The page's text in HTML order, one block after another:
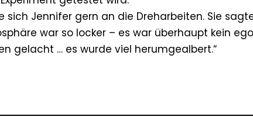
sich Jennifer gern an die Dreharbeiten. Sie
war so locker – es war überhaupt kein
gelacht … es wurde viel herumgealbert.“